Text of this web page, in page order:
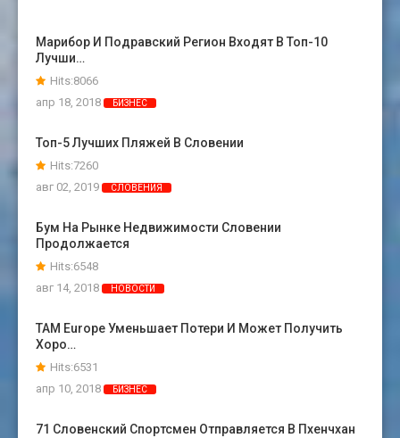
Марибор И Подравский Регион Входят В Топ-10
Лучши…
Hits:8066
апр 18, 2018
БИЗНЕС
Топ-5 Лучших Пляжей В Словении
Hits:7260
авг 02, 2019
СЛОВЕНИЯ
Бум На Рынке Недвижимости Словении
Продолжается
Hits:6548
авг 14, 2018
НОВОСТИ
TAM Europe Уменьшает Потери И Может Получить
Хоро…
Hits:6531
апр 10, 2018
БИЗНЕС
71 Словенский Спортсмен Отправляется В Пхенчхан